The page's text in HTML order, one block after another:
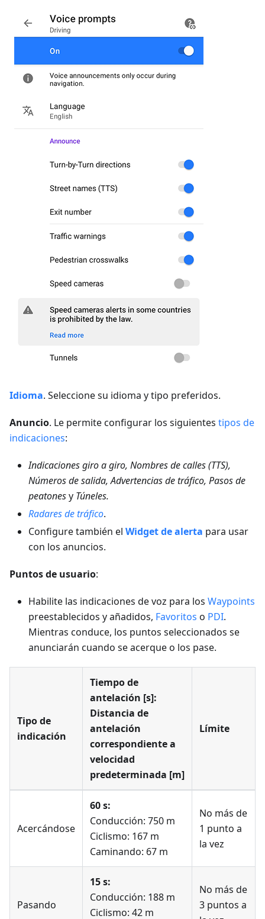
Idioma. Seleccione su idioma y tipo preferidos.
Anuncio. Le permite configurar los siguientes tipos de
indicaciones:
Indicaciones giro a giro, Nombres de calles (TTS),
Números de salida, Advertencias de tráfico, Pasos de
peatonesy Túneles.
Radares de tráfico.
Configure también el Widget de alerta para usar
con los anuncios.
Puntos de usuario:
Habilite las indicaciones de voz para los Waypoints
preestablecidos y añadidos, Favoritos o PDI.
Mientras conduce, los puntos seleccionados se
anunciarán cuando se acerque o los pase.
Tipo de
indicación
Tiempo de
antelación [s]:
Distancia de
antelación
correspondiente a
velocidad
predeterminada [m]
Límite
Acercándose
60 s:
Conducción: 750 m
Ciclismo: 167 m
Caminando: 67 m
No más de
1 punto a
la vez
Pasando
15 s:
Conducción: 188 m
Ciclismo: 42 m
No más de
3 puntos a